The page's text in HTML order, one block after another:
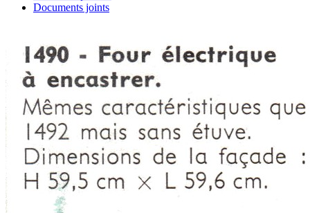
Documents joints